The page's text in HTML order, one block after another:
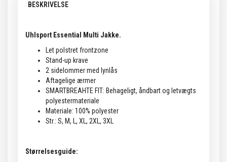
BESKRIVELSE
Uhlsport Essential Multi Jakke.
Let polstret frontzone
Stand-up krave
2 sidelommer med lynlås
Aftagelige ærmer
SMARTBREAHTE FIT: Behageligt, åndbart og letvægts
polyestermateriale
Materiale: 100% polyester
Str.: S, M, L, XL, 2XL, 3XL
Størrelsesguide: